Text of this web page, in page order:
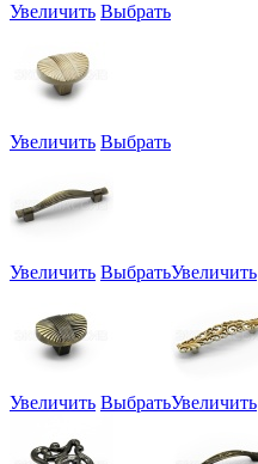
Увеличить Выбрать
Увеличить Выбрать
Увеличить ВыбратьУвеличить
Увеличить ВыбратьУвеличить